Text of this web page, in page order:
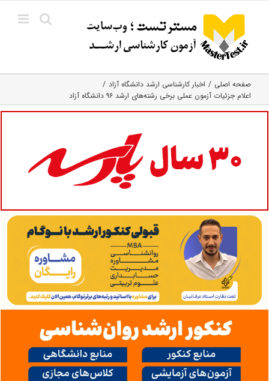
content
صفحه اصلی
اخبار کارشناسی ارشد دانشگاه آزاد
اعلام جزئیات آزمون عملی برخی رشته‌های ارشد ۹۶ دانشگاه آزاد